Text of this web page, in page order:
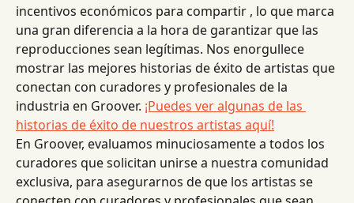
incentivos económicos para compartir , lo que marca
una gran diferencia a la hora de garantizar que las
reproducciones sean legítimas. Nos enorgullece
mostrar las mejores historias de éxito de artistas que
conectan con curadores y profesionales de la
industria en Groover. ¡Puedes ver algunas de las
historias de éxito de nuestros artistas aquí!
En Groover, evaluamos minuciosamente a todos los
curadores que solicitan unirse a nuestra comunidad
exclusiva, para asegurarnos de que los artistas se